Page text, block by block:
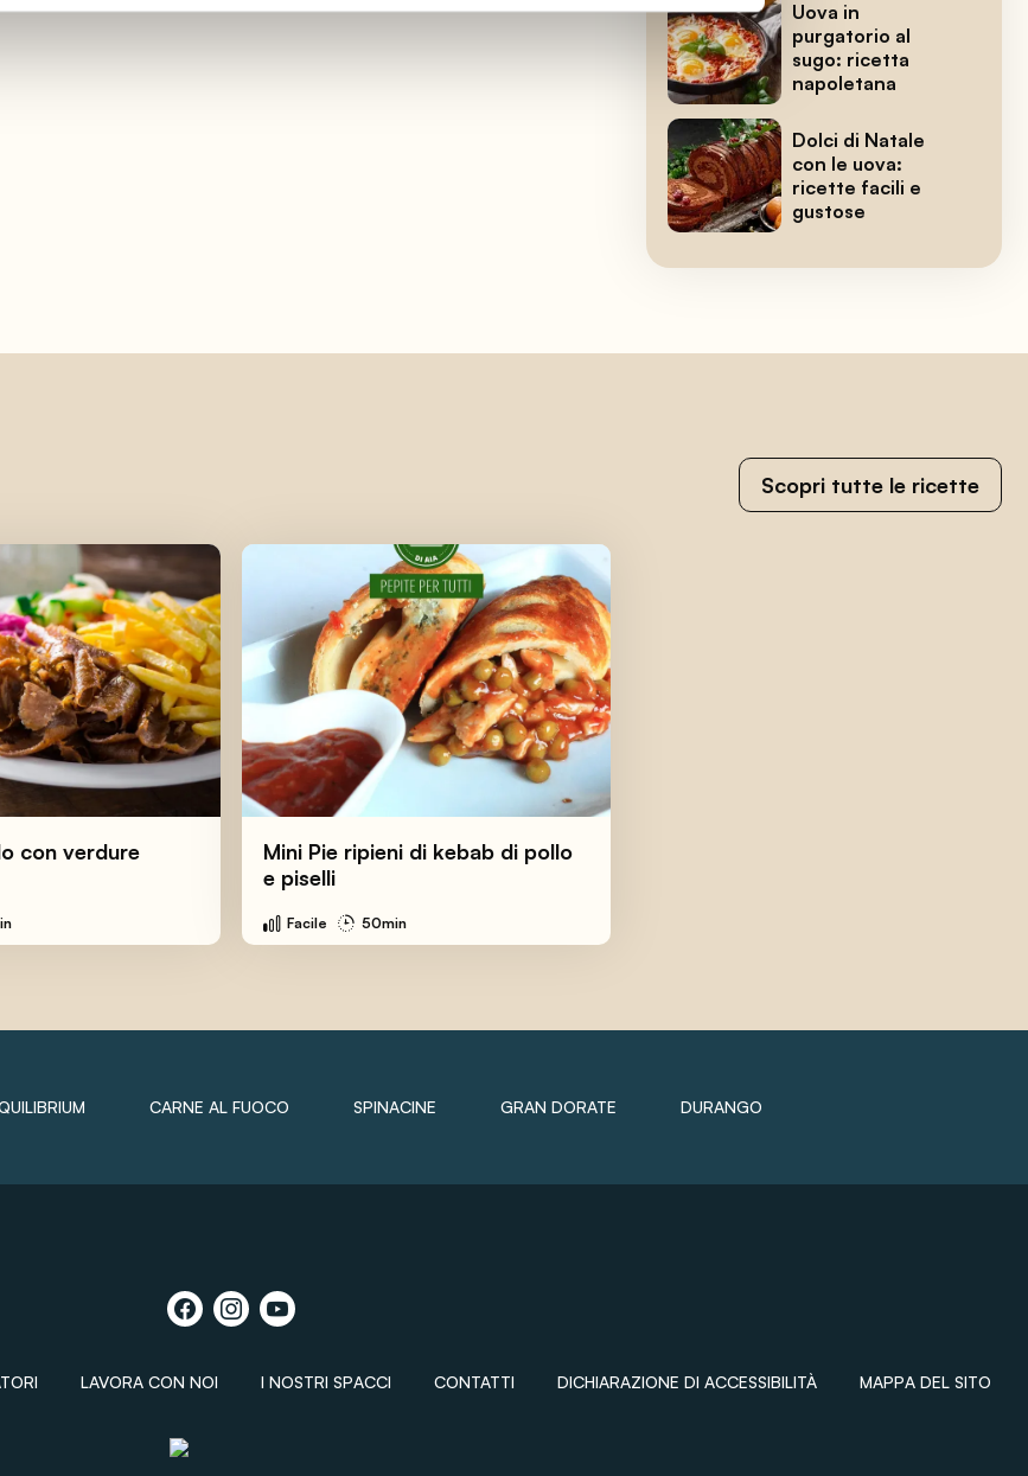
Uova in
purgatorio al
sugo: ricetta
napoletana
Dolci di Natale
con le uova:
ricette facili e
gustose
Scopri tutte le ricette
con verdure
Mini Pie ripieni di kebab di pollo
e piselli
Facile 50min
CARNE AL FUOCO SPINACINE GRAN DORATE DURANGO
LAVORA CON NOI I NOSTRI SPACCI CONTATTI DICHIARAZIONE DI ACCESSIBILITÀ MAPPA DEL SITO